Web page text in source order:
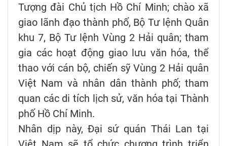
Tượng đài Chủ tịch Hồ Chí Minh; chào xã
giao lãnh đạo thành phố, Bộ Tư lệnh Quân
khu 7, Bộ Tư lệnh Vùng 2 Hải quân; tham
gia các hoạt động giao lưu văn hóa, thể
thao với cán bộ, chiến sỹ Vùng 2 Hải quân
Việt Nam và nhân dân thành phố; tham
quan các di tích lịch sử, văn hóa tại Thành
phố Hồ Chí Minh.
Nhân dịp này, Đại sứ quán Thái Lan tại